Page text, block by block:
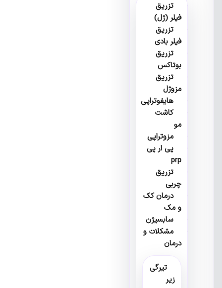
تزریق
فیلر (ژل)
تزریق
فیلر بادی
تزریق
بوتاکس
تزریق
مزوژل
هایفوتراپی
کاشت
مو
مزوتراپی
پی ار پی
prp
تزریق
چربی
درمان کک
و مک
سابسیژن
مشکلات و
درمان
تیرگی
زیر